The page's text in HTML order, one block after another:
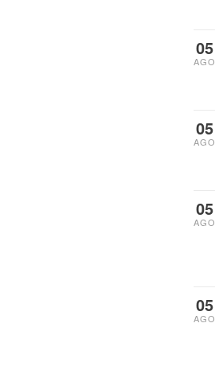
05
AGO
05
AGO
05
AGO
05
AGO